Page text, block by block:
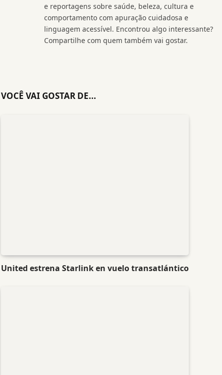
e reportagens sobre saúde, beleza, cultura e
comportamento com apuração cuidadosa e
linguagem acessível. Encontrou algo interessante?
Compartilhe com quem também vai gostar.
VOCÊ VAI GOSTAR DE...
United estrena Starlink en vuelo transatlántico